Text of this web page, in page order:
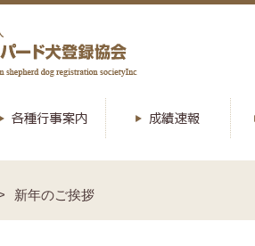
新年のご挨拶